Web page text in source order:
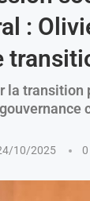
:
transition
10/2025